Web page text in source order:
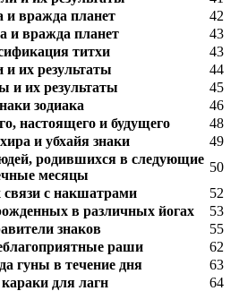
и вражда планет
42
и вражда планет
43
титхи
43
и их результаты
44
и их результаты
45
зодиака
46
настоящего и будущего
48
и убхайя знаки
49
родившихся в следующие
месяцы
50
связи с накшатрами
52
в различных йогах
53
знаков
55
раши
62
гуны в течение дня
63
для лагн
64